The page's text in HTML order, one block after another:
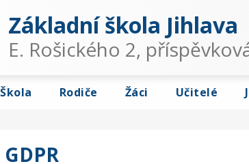
Základní škola Jihlava
E. Rošického 2,
Škola Rodiče Žáci Učitelé